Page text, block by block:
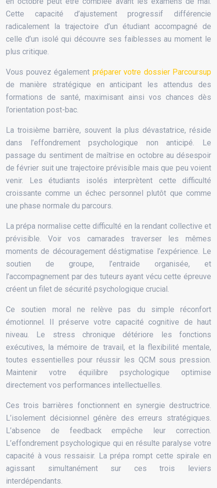
Cette capacité d’ajustement progressif différencie
radicalement la trajectoire d’un étudiant accompagné de
celle d’un isolé qui découvre ses faiblesses au moment le
plus critique.
Vous pouvez également préparer votre dossier Parcoursup
de manière stratégique en anticipant les attendus des
formations de santé, maximisant ainsi vos chances dès
l’orientation post-bac.
La troisième barrière, souvent la plus dévastatrice, réside
dans l’effondrement psychologique non anticipé. Le
passage du sentiment de maîtrise en octobre au désespoir
de février suit une trajectoire prévisible mais que peu voient
venir. Les étudiants isolés interprètent cette difficulté
croissante comme un échec personnel plutôt que comme
une phase normale du parcours.
La prépa normalise cette difficulté en la rendant collective et
prévisible. Voir vos camarades traverser les mêmes
moments de découragement déstigmatise l’expérience. Le
soutien de groupe, l’entraide organisée, et
l’accompagnement par des tuteurs ayant vécu cette épreuve
créent un filet de sécurité psychologique crucial.
Ce soutien moral ne relève pas du simple réconfort
émotionnel. Il préserve votre capacité cognitive de haut
niveau. Le stress chronique détériore les fonctions
exécutives, la mémoire de travail, et la flexibilité mentale,
toutes essentielles pour réussir les QCM sous pression.
Maintenir votre équilibre psychologique optimise
directement vos performances intellectuelles.
Ces trois barrières fonctionnent en synergie destructrice.
L’isolement décisionnel génère des erreurs stratégiques.
L’absence de feedback empêche leur correction.
L’effondrement psychologique qui en résulte paralyse votre
capacité à vous ressaisir. La prépa rompt cette spirale en
agissant simultanément sur ces trois leviers
interdépendants.